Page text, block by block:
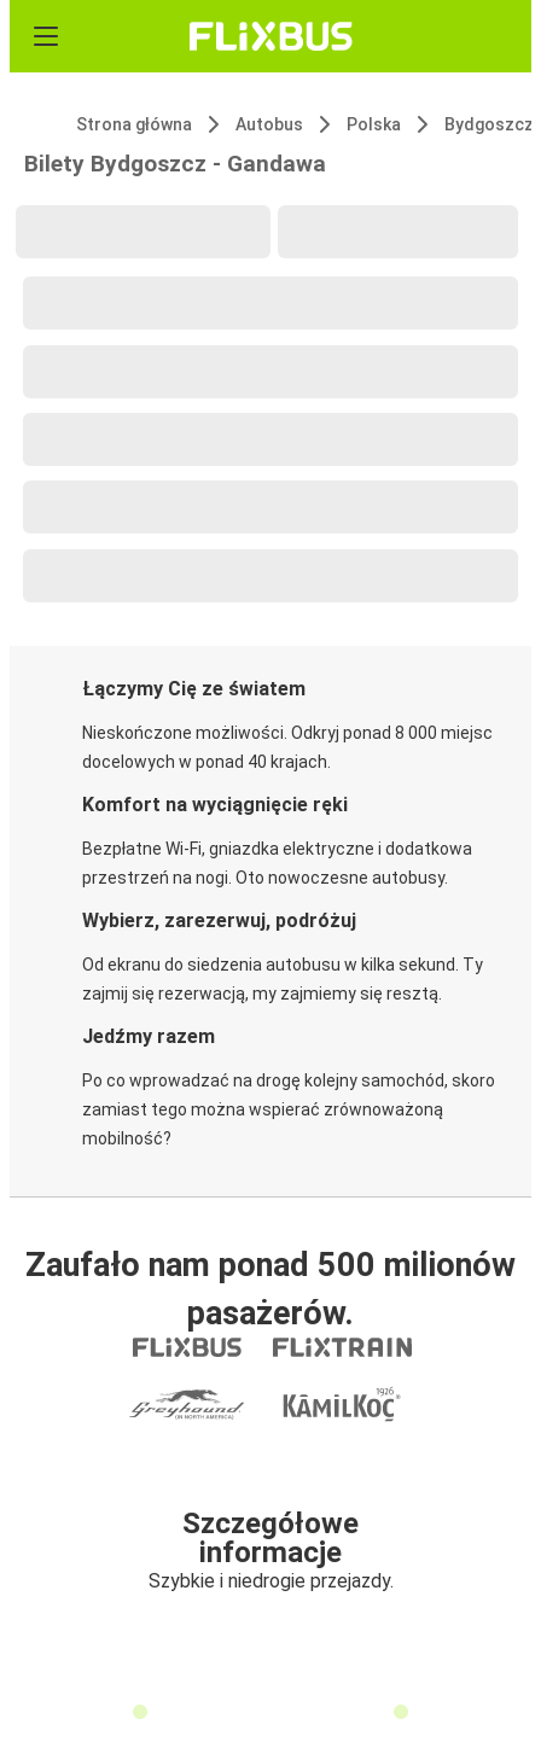
Strona główna Autobus Polska Bydgoszcz
Bilety Bydgoszcz - Gandawa
Łączymy Cię ze światem
Nieskończone możliwości. Odkryj ponad 8 000 miejsc
docelowych w ponad 40 krajach.
Komfort na wyciągnięcie ręki
Bezpłatne Wi-Fi, gniazdka elektryczne i dodatkowa
przestrzeń na nogi. Oto nowoczesne autobusy.
Wybierz, zarezerwuj, podróżuj
Od ekranu do siedzenia autobusu w kilka sekund. Ty
zajmij się rezerwacją, my zajmiemy się resztą.
Jedźmy razem
Po co wprowadzać na drogę kolejny samochód, skoro
zamiast tego można wspierać zrównoważoną
mobilność?
Zaufało nam ponad 500 milionów
pasażerów.
Szczegółowe
informacje
Szybkie i niedrogie przejazdy.